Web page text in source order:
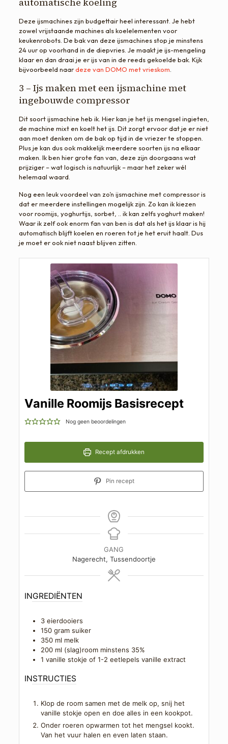
Deze ijsmachines zijn budgettair heel interessant. Je hebt
zowel vrijstaande machines als koelelementen voor
keukenrobots. De bak van deze ijsmachines stop je minstens
24 uur op voorhand in de diepvries. Je maakt je ijs-mengeling
klaar en dan draai je er ijs van in de reeds gekoelde bak. Kijk
bijvoorbeeld naardeze van DOMO met vrieskom.
3 – Ijs maken met een ijsmachine met
ingebouwde compressor
Dit soort ijsmachine heb ik. Hier kan je het ijs mengsel ingieten,
de machine mixt en koelt het ijs. Dit zorgt ervoor dat je er niet
aan moet denken om de bak op tijd in de vriezer te stoppen.
Plus je kan dus ook makkelijk meerdere soorten ijs na elkaar
maken. Ik ben hier grote fan van, deze zijn doorgaans wat
prijziger – wat logisch is natuurlijk – maar het zeker wél
helemaal waard.
Nog een leuk voordeel van zo’n ijsmachine met compressor is
dat er meerdere instellingen mogelijk zijn. Zo kan ik kiezen
voor roomijs, yoghurtijs, sorbet, .. ik kan zelfs yoghurt maken!
Waar ik zelf ook enorm fan van ben is dat als het ijs klaar is hij
automatisch blijft koelen en roeren tot je het eruit haalt. Dus
je moet er ook niet naast blijven zitten.
Vanille Roomijs Basisrecept
Nog geen beoordelingen
Recept afdrukken
Pin recept
GANG
Nagerecht, Tussendoortje
INGREDIËNTEN
3 eierdooiers
150 gram suiker
350 ml melk
200 ml (slag)room minstens 35%
1 vanille stokje of 1-2 eetlepels vanille extract
INSTRUCTIES
Klop de room samen met de melk op, snij het
vanille stokje open en doe alles in een kookpot.
Onder roeren opwarmen tot het mengsel kookt.
Van het vuur halen en even laten staan.